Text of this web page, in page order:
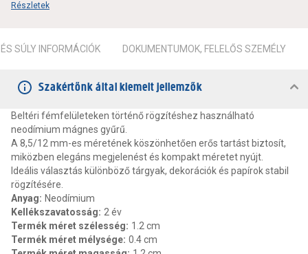
Részletek
SÚLY INFORMÁCIÓK DOKUMENTUMOK, FELELŐS SZEMÉLY
Szakértőnk által kiemelt jellemzők
Beltéri fémfelületeken történő rögzítéshez használható
neodímium mágnes gyűrű.
A 8,5/12 mm-es méretének köszönhetően erős tartást biztosít,
miközben elegáns megjelenést és kompakt méretet nyújt.
Ideális választás különböző tárgyak, dekorációk és papírok stabil
rögzítésére.
Anyag: Neodímium
Kellékszavatosság: 2 év
Termék méret szélesség: 1.2 cm
Termék méret mélysége: 0.4 cm